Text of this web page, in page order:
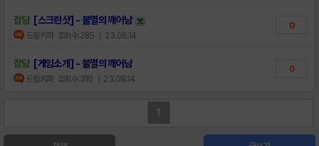
잡담 [스크린샷] - 불멸의 깨어남
드림키퍼 조회수:285 | 23.08.14
0
잡담 [게임소개] - 불멸의 깨어남
드림키퍼 조회수:316 | 23.08.14
0
1